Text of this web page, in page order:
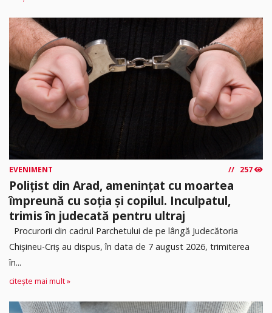
EVENIMENT 257
Polițist din Arad, amenințat cu moartea
împreună cu soția și copilul. Inculpatul,
trimis în judecată pentru ultraj
Procurorii din cadrul Parchetului de pe lângă Judecătoria
Chișineu-Criș au dispus, în data de 7 august 2026, trimiterea
în...
citește mai mult »